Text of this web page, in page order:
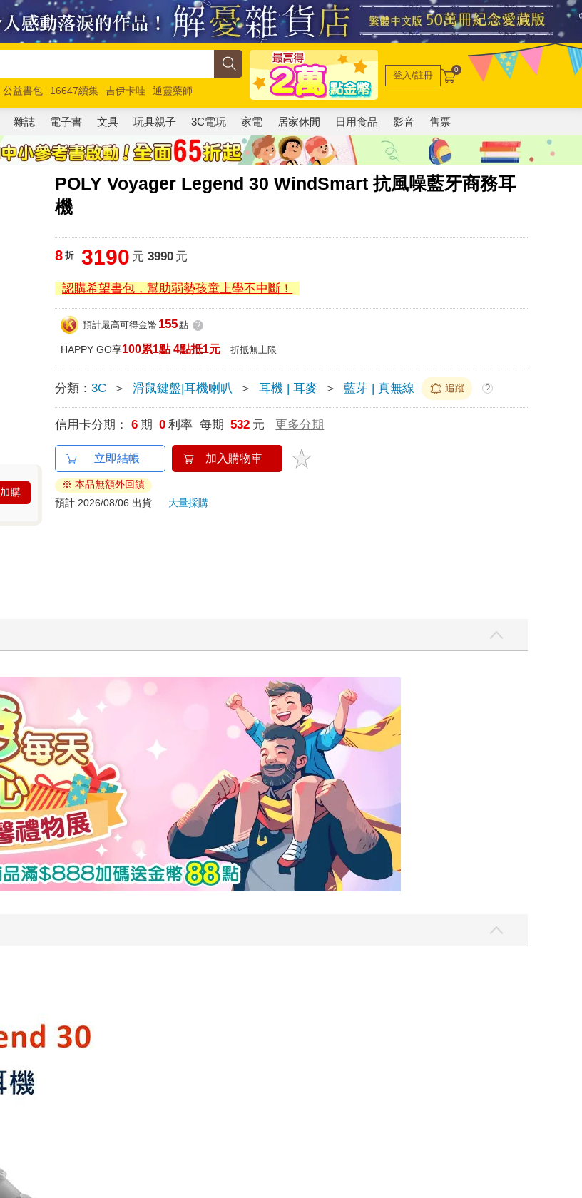
公益書包 16647續集 吉伊卡哇
通靈藥師
馬斯克 玩具總動員5 超慢跑
登入/註冊 0
雜誌 電子書 文具 玩具親子 3C電玩 家電 居家休閒 日用食品 影音 售票
POLY Voyager Legend 30 WindSmart 抗風噪藍牙商務耳
機
加購
8 折 3190 元 3990元
認購希望書包，幫助弱勢孩童上學不中斷！
預計最高可得金幣 155點 ?
HAPPY GO享100累1點 4點抵1元 折抵無上限
分類：3C ＞ 滑鼠鍵盤|耳機喇叭 ＞ 耳機 | 耳麥 ＞ 藍芽 | 真無線 追蹤 ?
信用卡分期： 6 期 0 利率 每期 532 元 更多分期
立即結帳 加入購物車
※ 本品無額外回饋
預計 2026/08/06 出貨
大量採購